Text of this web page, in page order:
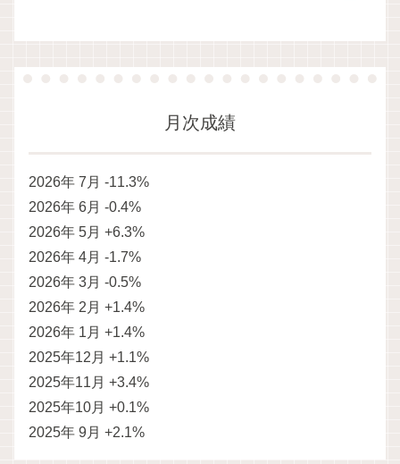
月次成績
2026年 7月 -11.3%
2026年 6月 -0.4%
2026年 5月 +6.3%
2026年 4月 -1.7%
2026年 3月 -0.5%
2026年 2月 +1.4%
2026年 1月 +1.4%
2025年12月 +1.1%
2025年11月 +3.4%
2025年10月 +0.1%
2025年 9月 +2.1%